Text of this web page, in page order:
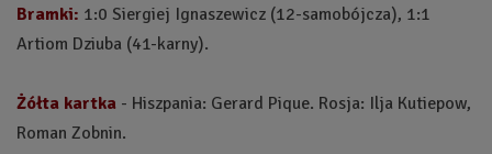
Bramki: 1:0 Siergiej Ignaszewicz (12-samobójcza), 1:1
Artiom Dziuba (41-karny).
Żółta kartka - Hiszpania: Gerard Pique. Rosja: Ilja Kutiepow,
Roman Zobnin.